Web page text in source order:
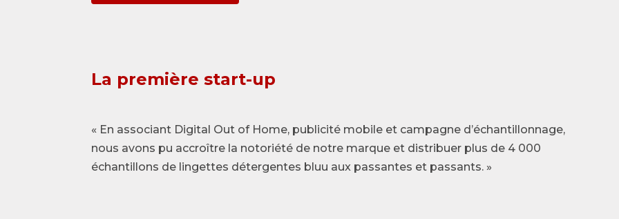
La première start-up
« En associant Digital Out of Home, publicité mobile et campagne d’échantillonnage,
nous avons pu accroître la notoriété de notre marque et distribuer plus de 4 000
échantillons de lingettes détergentes bluu aux passantes et passants. »